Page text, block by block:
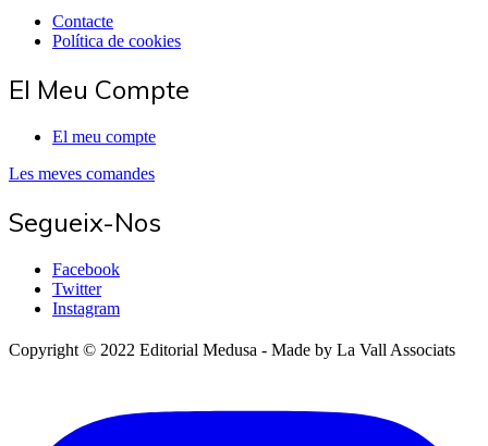
Contacte
Política de cookies
El Meu Compte
El meu compte
Les meves comandes
Segueix-Nos
Facebook
Twitter
Instagram
Copyright © 2022 Editorial Medusa - Made by La Vall Associats